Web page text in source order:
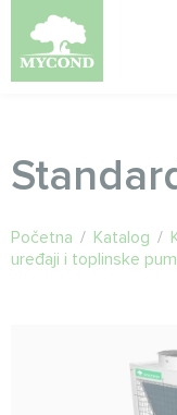
Početna / Katalog /
uređaji i toplinske